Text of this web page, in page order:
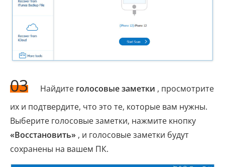
03 Найдите голосовые заметки , просмотрите
их и подтвердите, что это те, которые вам нужны.
Выберите голосовые заметки, нажмите кнопку
«Восстановить» , и голосовые заметки будут
сохранены на вашем ПК.